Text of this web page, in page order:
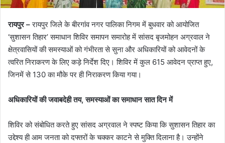
रायपुर –रायपुर जिले के बीरगांव नगर पालिका निगम में बुधवार को आयोजित
‘सुशासन तिहार’ समाधान शिविर समापन समारोह में सांसद बृजमोहन अग्रवाल ने
क्षेत्रवासियों की समस्याओं को गंभीरता से सुना और अधिकारियों को आवेदनों के
त्वरित निराकरण के लिए कड़े निर्देश दिए। शिविर में कुल 615 आवेदन प्राप्त हुए,
जिनमें से 130 का मौके पर ही निराकरण किया गया।
अधिकारियों की जवाबदेही तय, समस्याओं का समाधान सात दिन में
शिविर को संबोधित करते हुए सांसद अग्रवाल ने स्पष्ट किया कि सुशासन तिहार का
उद्देश्य ही आम जनता को दफ्तरों के चक्कर काटने से मुक्ति दिलाना है। उन्होंने